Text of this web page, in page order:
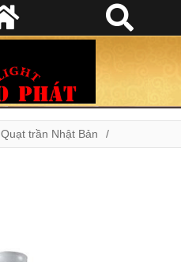
Quạt trần Nhật Bản